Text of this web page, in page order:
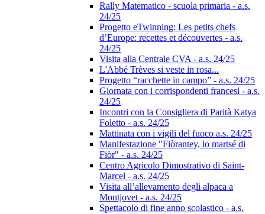
Rally Matematico - scuola primaria - a.s.
24/25
Progetto eTwinning: Les petits chefs
d’Europe: recettes et découvertes - a.s.
24/25
Visita alla Centrale CVA - a.s. 24/25
L'Abbé Trèves si veste in rosa...
Progetto “racchette in campo” - a.s. 24/25
Giornata con i corrispondenti francesi - a.s.
24/25
Incontri con la Consigliera di Parità Katya
Foletto - a.s. 24/25
Mattinata con i vigili del fuoco a.s. 24/25
Manifestazione "Fiòrantey, lo martsé di
Fiòr" - a.s. 24/25
Centro Agricolo Dimostrativo di Saint-
Marcel - a.s. 24/25
Visita all’allevamento degli alpaca a
Montjovet - a.s. 24/25
Spettacolo di fine anno scolastico - a.s.